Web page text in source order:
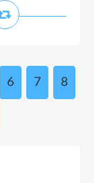
6 7 8